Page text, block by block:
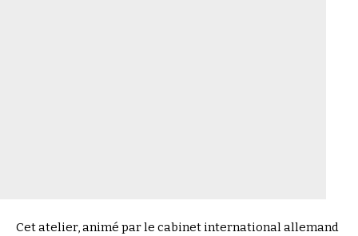
Cet atelier, animé par le cabinet international allemand